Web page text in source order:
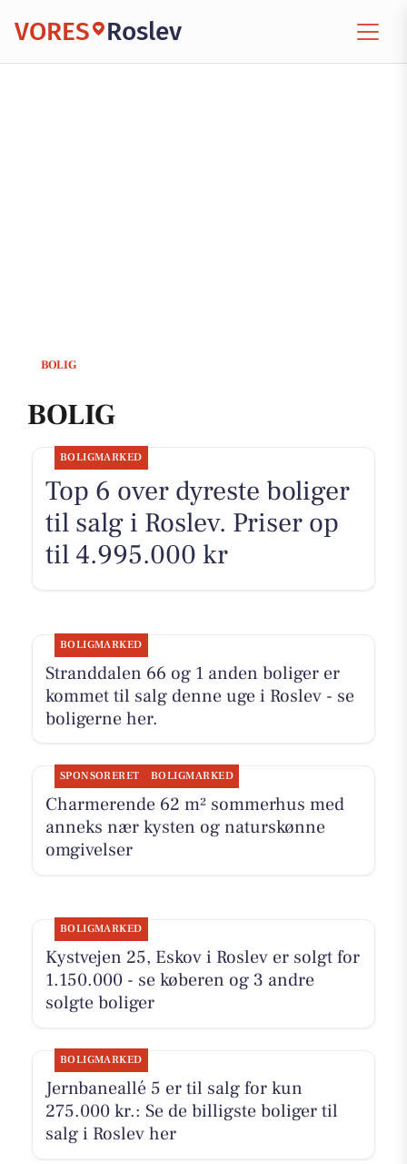
VORES Roslev
BOLIG
BOLIG
BOLIGMARKED
Top 6 over dyreste boliger
til salg i Roslev. Priser op
til 4.995.000 kr
BOLIGMARKED
Stranddalen 66 og 1 anden boliger er
kommet til salg denne uge i Roslev - se
boligerne her.
SPONSORERET BOLIGMARKED
Charmerende 62 m² sommerhus med
anneks nær kysten og naturskønne
omgivelser
BOLIGMARKED
Kystvejen 25, Eskov i Roslev er solgt for
1.150.000 - se køberen og 3 andre
solgte boliger
BOLIGMARKED
Jernbaneallé 5 er til salg for kun
275.000 kr.: Se de billigste boliger til
salg i Roslev her